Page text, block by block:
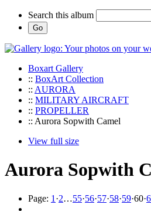
Search this album
Boxart Gallery
:: BoxArt Collection
:: AURORA
:: MILITARY AIRCRAFT
:: PROPELLER
:: Aurora Sopwith Camel
View full size
Aurora Sopwith
Page: 1 ·2…55·56·57·58·59·60·